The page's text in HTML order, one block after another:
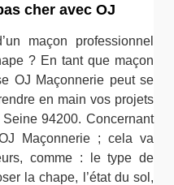
cher avec OJ
maçon professionnel
? En tant que maçon
OJ Maçonnerie peut se
en main vos projets
94200. Concernant
Maçonnerie ; cela va
comme : le type de
la chape, l’état du sol,